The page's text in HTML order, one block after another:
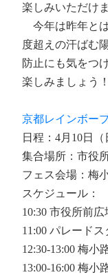
楽しみいただけま
今年は昨年と
度超えの汗ばむ
防止にも気をつ
楽しみましょう！
京都レインボー
日程：4月10日（
集合場所：市役
フェス会場：梅
スケジュール：
10:30 市役所前広
11:00 パレードス
12:30-13:00 梅小
13:00-16:00 梅小